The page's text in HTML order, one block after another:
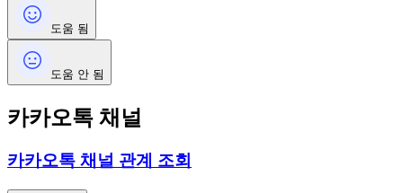
도움 됨
도움 안 됨
카카오톡 채널
카카오톡 채널 관계 조회